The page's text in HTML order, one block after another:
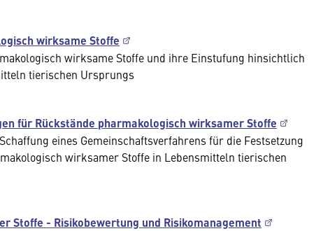
wirksame Stoffe
wirksame Stoffe und ihre Einstufung hinsichtlich
tierischen Ursprungs
für Rückstände pharmakologisch wirksamer Stoffe
eines Gemeinschaftsverfahrens für die Festsetzung
wirksamer Stoffe in Lebensmitteln tierischen
Stoffe - Risikobewertung und Risikomanagement